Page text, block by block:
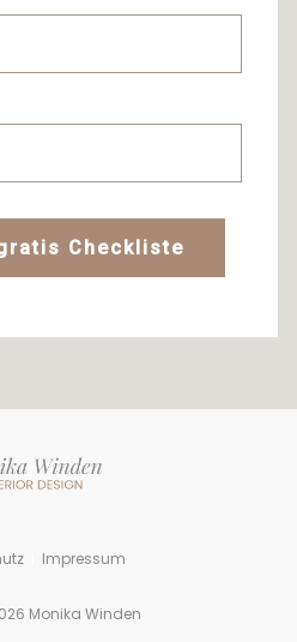
Checkliste
z Impressum
Monika Winden